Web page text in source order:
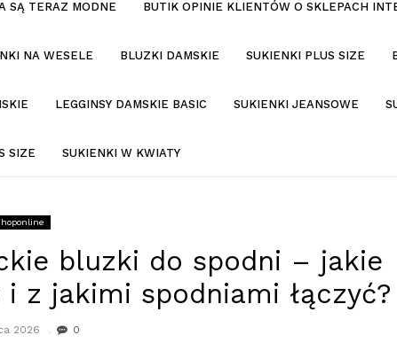
SĄ TERAZ MODNE BUTIK OPINIE KLIENTÓW O SKLEPACH
NA WESELE BLUZKI DAMSKIE SUKIENKI PLUS SIZE
LEGGINSY DAMSKIE BASIC SUKIENKI JEANSOWE
SIZE SUKIENKI W KWIATY
bluzki do spodni – jakie
i z jakimi spodniami łączyć?
2026 0